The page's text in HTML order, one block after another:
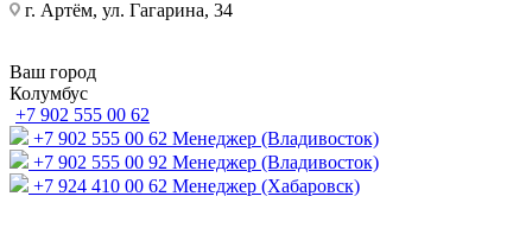
г. Артём, ул. Гагарина, 34
Ваш город
Колумбус
+7 902 555 00 62
+7 902 555 00 62 Менеджер (Владивосток)
+7 902 555 00 92 Менеджер (Владивосток)
+7 924 410 00 62 Менеджер (Хабаровск)